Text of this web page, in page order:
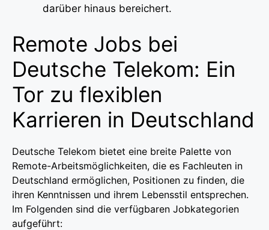
darüber hinaus bereichert.
Remote Jobs bei
Deutsche Telekom: Ein
Tor zu flexiblen
Karrieren in Deutschland
Deutsche Telekom bietet eine breite Palette von
Remote-Arbeitsmöglichkeiten, die es Fachleuten in
Deutschland ermöglichen, Positionen zu finden, die
ihren Kenntnissen und ihrem Lebensstil entsprechen.
Im Folgenden sind die verfügbaren Jobkategorien
aufgeführt: